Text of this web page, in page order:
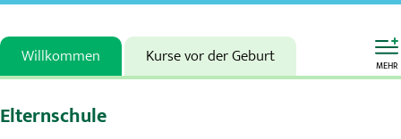
Willkommen Kurse vor der Geburt MEHR
Elternschule